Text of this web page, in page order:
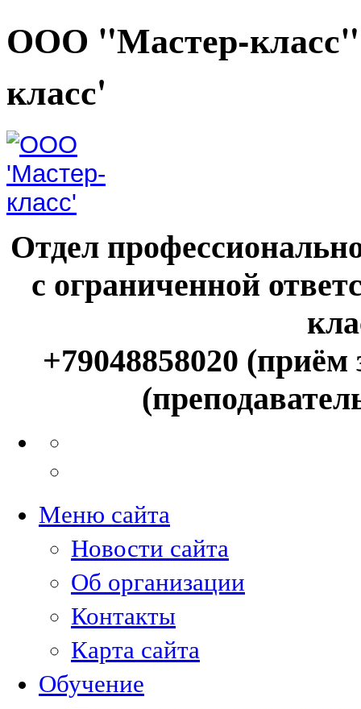
ООО "Мастер-
класс'
Отдел
с ограниченной
+79048858020 (приём
Меню сайта
Новости сайта
Об организации
Контакты
Карта сайта
Обучение